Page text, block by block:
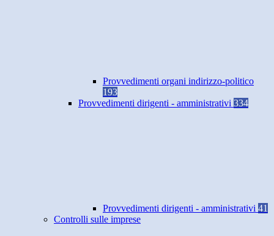
Provvedimenti organi indirizzo-politico
193
Provvedimenti dirigenti - amministrativi 334
Provvedimenti dirigenti - amministrativi 41
Controlli sulle imprese